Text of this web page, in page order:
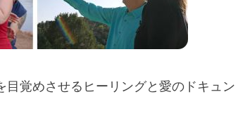
覚めさせるヒーリングと愛のドキュン